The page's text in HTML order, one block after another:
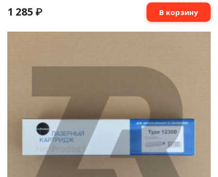
1 285 ₽ В корзину